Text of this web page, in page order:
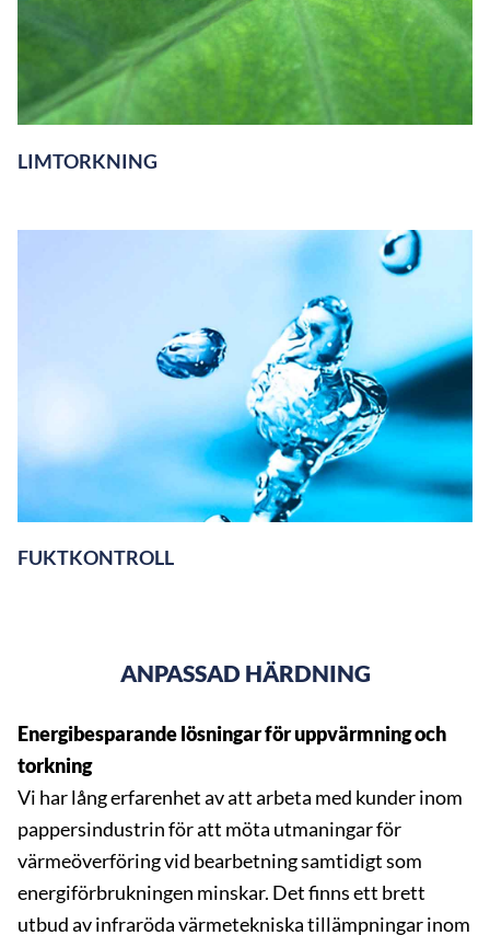
LIMTORKNING
FUKTKONTROLL
ANPASSAD HÄRDNING
Energibesparande lösningar för uppvärmning och
torkning
Vi har lång erfarenhet av att arbeta med kunder inom
pappersindustrin för att möta utmaningar för
värmeöverföring vid bearbetning samtidigt som
energiförbrukningen minskar. Det finns ett brett
utbud av infraröda värmetekniska tillämpningar inom